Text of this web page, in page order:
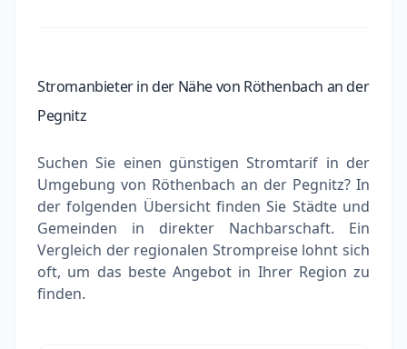
Stromanbieter in der Nähe von Röthenbach an der
Pegnitz
Suchen Sie einen günstigen Stromtarif in der
Umgebung von Röthenbach an der Pegnitz? In
der folgenden Übersicht finden Sie Städte und
Gemeinden in direkter Nachbarschaft. Ein
Vergleich der regionalen Strompreise lohnt sich
oft, um das beste Angebot in Ihrer Region zu
finden.